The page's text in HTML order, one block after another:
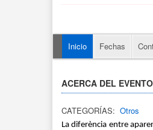
Inicio Fechas
ACERCA DEL EVENTO
CATEGORÍAS: Otros
La diferència entre